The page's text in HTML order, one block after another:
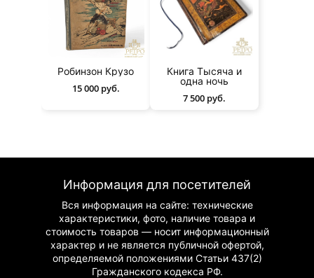
Робинзон Крузо
15 000 руб.
Книга Тысяча и
одна ночь
7 500 руб.
Информация для посетителей
Вся информация на сайте: технические
характеристики, фото, наличие товара и
стоимость товаров — носит информационный
характер и не является публичной офертой,
определяемой положениями Статьи 437(2)
Гражданскогокодекса РФ.